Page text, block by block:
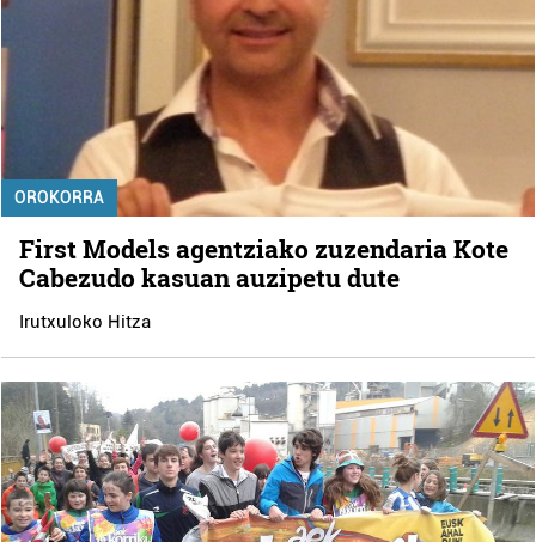
OROKORRA
First Models agentziako zuzendaria Kote
Cabezudo kasuan auzipetu dute
Irutxuloko Hitza